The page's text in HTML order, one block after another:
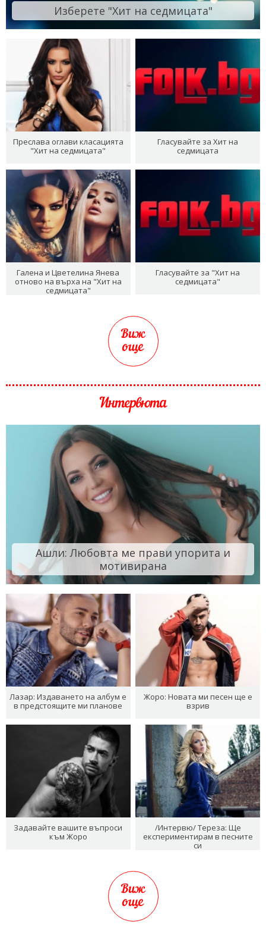
Изберете "Хит на седмицата"
Преслава оглави класацията
"Хит на седмицата"
Гласувайте за Хит на
седмицата
Галена и Цветелина Янева
отново на върха на "Хит на
седмицата"
Гласувайте за "Хит на
седмицата"
Виж
още
Интервюта
Ашли: Любовта ме прави упорита и
мотивирана
Лазар: Издаването на албум е
в предстоящите ми планове
Жоро: Новата ми песен ще е
взрив
Задавайте вашите въпроси
към Жоро
/Интервю/ Тереза: Ще
експериментирам в песните
си
Виж
още